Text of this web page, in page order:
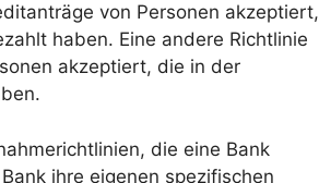
von Personen akzeptiert,
haben. Eine andere Richtlinie
akzeptiert, die in der
die eine Bank
ihre eigenen spezifischen